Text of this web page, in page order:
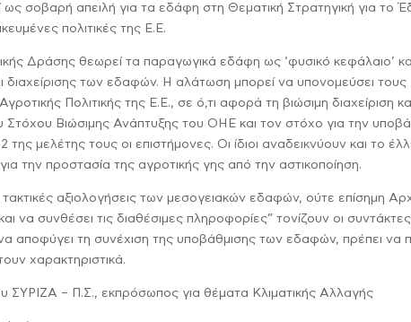
σοβαρή απειλή για τα εδάφη στη Θεματική Στρατηγική για το
πολιτικές της Ε.Ε.
Δράσης θεωρεί τα παραγωγικά εδάφη ως ‘φυσικό κεφάλαιο’
διαχείρισης των εδαφών. Η αλάτωση μπορεί να υπονομεύσει τους
Πολιτικής της Ε.Ε., σε ό,τι αφορά τη βιώσιμη διαχείριση
Βιώσιμης Ανάπτυξης του ΟΗΕ και τον στόχο για την
μελέτης τους οι επιστήμονες. Οι ίδιοι αναδεικνύουν και το
την προστασία της αγροτικής γης από την αστικοποίηση.
αξιολογήσεις των μεσογειακών εδαφών, ούτε επίσημη
να συνθέσει τις διαθέσιμες πληροφορίες” τονίζουν οι
αποφύγει τη συνέχιση της υποβάθμισης των εδαφών, πρέπει να
χαρακτηριστικά.
ΣΥΡΙΖΑ – Π.Σ., εκπρόσωπος για θέματα Κλιματικής Αλλαγής